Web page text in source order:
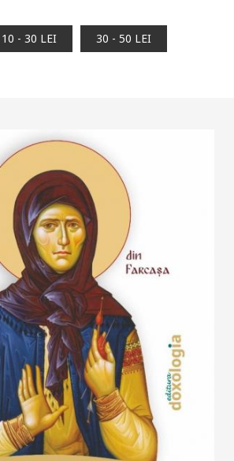
10 - 30 LEI 30 - 50 LEI